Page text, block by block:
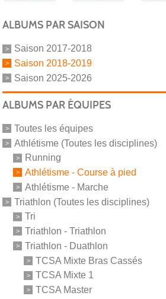
ALBUMS PAR SAISON
Saison 2017-2018
Saison 2018-2019
Saison 2025-2026
ALBUMS PAR ÉQUIPES
Toutes les équipes
Athlétisme (Toutes les disciplines)
Running
Athlétisme - Course à pied
Athlétisme - Marche
Triathlon (Toutes les disciplines)
Tri
Triathlon - Triathlon
Triathlon - Duathlon
TCSA Mixte Bras Cassés
TCSA Mixte 1
TCSA Master